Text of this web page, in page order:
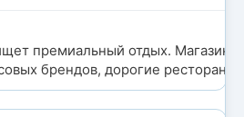
премиальный отдых. Магазины
брендов, дорогие рестораны.